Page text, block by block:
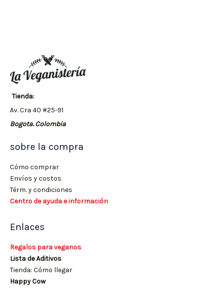
Tienda:
Av. Cra 40 #25-91
Bogota. Colombia
sobre la compra
Cómo comprar
Envíos y costos
Térm. y condiciones
Centro de ayuda e información
Enlaces
Regalos para veganos
Lista de Aditivos
Tienda: Cómo llegar
Happy Cow